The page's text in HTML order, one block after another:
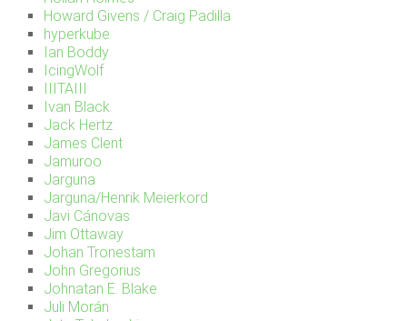
Howard Givens / Craig Padilla
hyperkube
Ian Boddy
IcingWolf
IIITAIII
Ivan Black
Jack Hertz
James Clent
Jamuroo
Jarguna
Jarguna/Henrik Meierkord
Javi Cánovas
Jim Ottaway
Johan Tronestam
John Gregorius
Johnatan E. Blake
Juli Morán